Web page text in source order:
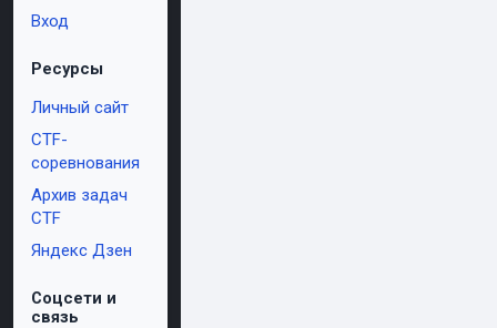
Вход
Ресурсы
Личный сайт
CTF-
соревнования
Архив задач
CTF
Яндекс Дзен
Соцсети и
связь